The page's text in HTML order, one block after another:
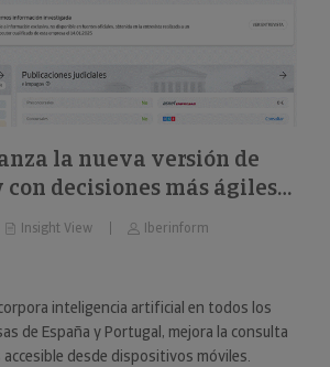
la nueva versión de
decisiones más ágiles
de empresas y
en su
de IA
Insight View Iberinform
inteligencia artificial en todos los
de España y Portugal, mejora la consulta
accesible desde dispositivos móviles.